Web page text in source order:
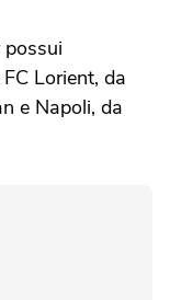
Lorient, da
e Napoli, da